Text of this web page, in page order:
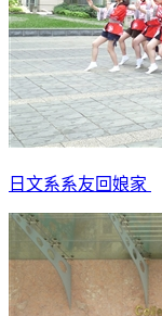
日文系系友回娘家